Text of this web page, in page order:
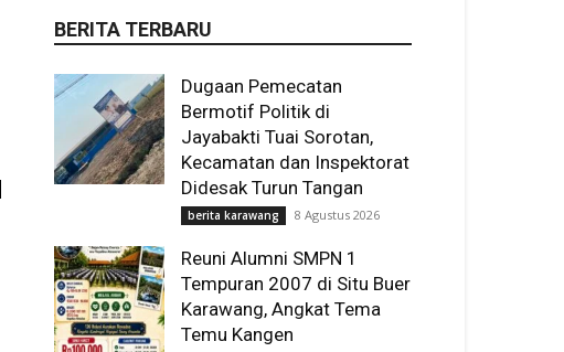
BERITA TERBARU
Dugaan Pemecatan
Bermotif Politik di
Jayabakti Tuai Sorotan,
Kecamatan dan Inspektorat
Didesak Turun Tangan
berita karawang 8 Agustus 2026
Reuni Alumni SMPN 1
Tempuran 2007 di Situ Buer
Karawang, Angkat Tema
Temu Kangen